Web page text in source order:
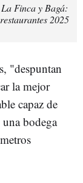
Finca y Bagá:
2025
"despuntan
la mejor
capaz de
bodega